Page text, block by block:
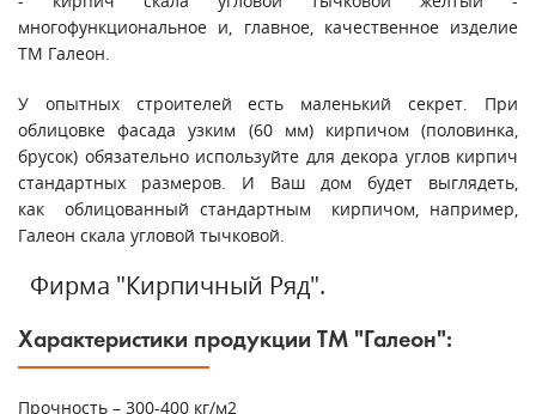
многофункциональное и, главное, качественное изделие
ТМ Галеон.
У опытных строителей есть маленький секрет. При
облицовке фасада узким (60 мм) кирпичом (половинка,
брусок) обязательно используйте для декора углов кирпич
стандартных размеров. И Ваш дом будет выглядеть,
как облицованный стандартным кирпичом, например,
Галеон скала угловой тычковой.
Фирма "Кирпичный Ряд".
Характеристики продукции ТМ "Галеон":
Прочность – 300-400 кг/м2